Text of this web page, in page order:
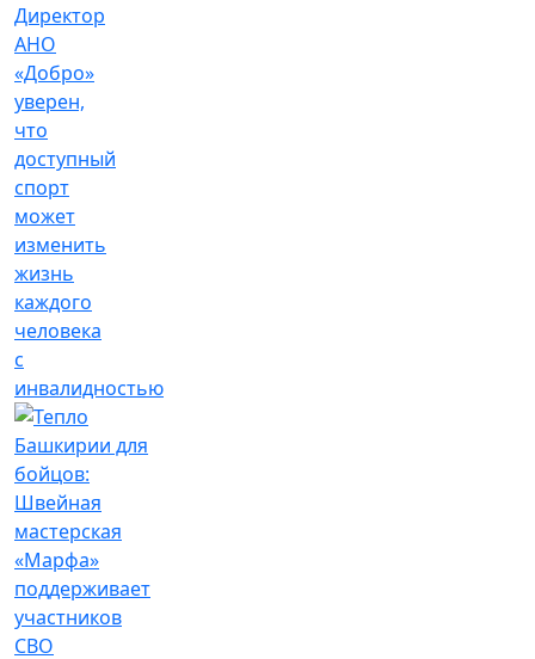
Директор
АНО
«Добро»
уверен,
что
доступный
спорт
может
изменить
жизнь
каждого
человека
с
инвалидностью